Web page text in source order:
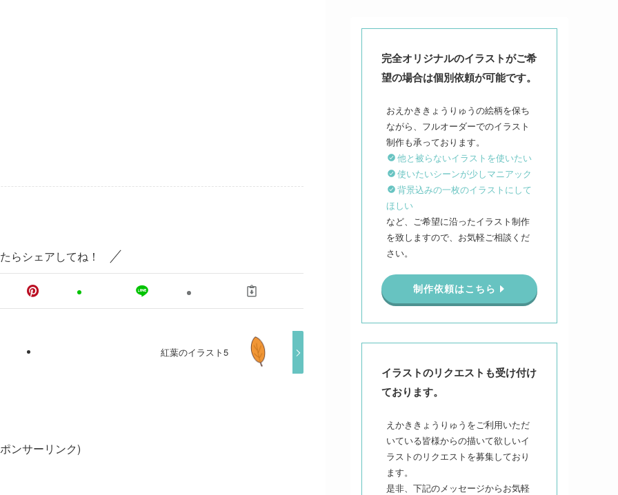
らシェアしてね！
紅葉のイラスト5
ンサーリンク)
完全オリジナルのイラストがご希
望の場合は個別依頼が可能です。
おえかききょうりゅうの絵柄を保ち
ながら、フルオーダーでのイラスト
他と被らないイラストを使いたい
使いたいシーンが少しマニアック
背景込みの一枚のイラストにして
ほしい
など、ご希望に沿ったイラスト制作
を致しますので、お気軽ご相談くだ
さい。
制作依頼はこちら
イラストのリクエストも受け付け
ております。
えかききょうりゅうをご利用いただ
いている皆様からの描いて欲しいイ
ラストのリクエストを募集しており
ます。
是非、下記のメッセージからお気軽